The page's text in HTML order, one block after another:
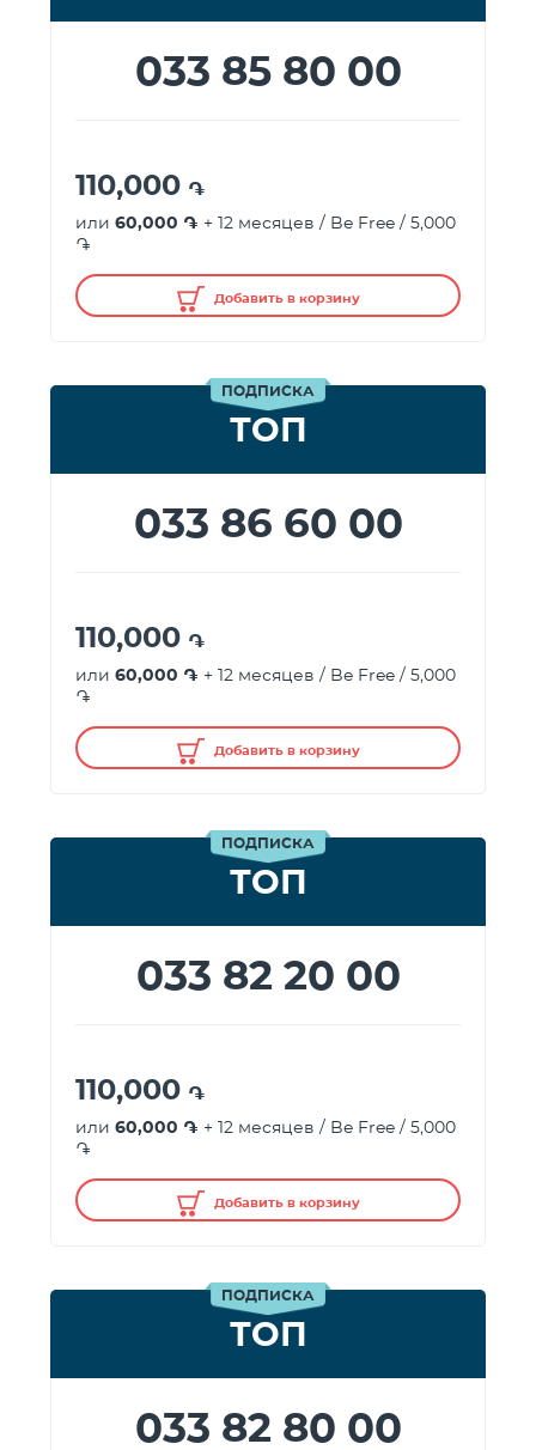
033 85 80 00
110,000 ֏
или 60,000 ֏ + 12 месяцев / Be Free / 5,000
֏
Добавить в корзину
ПОДПИСКА
ТОП
033 86 60 00
110,000 ֏
или 60,000 ֏ + 12 месяцев / Be Free / 5,000
֏
Добавить в корзину
ПОДПИСКА
ТОП
033 82 20 00
110,000 ֏
или 60,000 ֏ + 12 месяцев / Be Free / 5,000
֏
Добавить в корзину
ПОДПИСКА
ТОП
033 82 80 00